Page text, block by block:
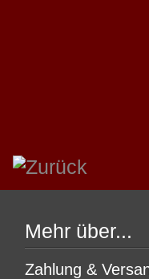
Mehr über...
Zahlung &